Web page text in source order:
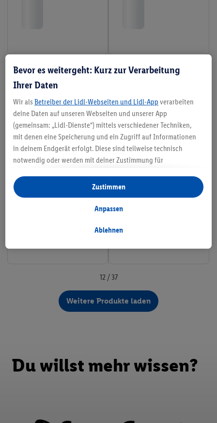
12 / 37
Weitere Produkte laden
Du willst mehr wissen?
Bevor es weitergeht: Kurz zur Verarbeitung
Ihrer Daten
Wir als Betreiber der Lidl-Webseiten und Lidl-App verarbeiten
deine Daten auf unseren Webseiten und unserer App
(gemeinsam: „Lidl-Dienste“) mittels verschiedener Techniken,
mit denen eine Speicherung und ein Zugriff auf Informationen
in deinem Endgerät erfolgt. Diese sind teilweise technisch
notwendig oder werden mit deiner Zustimmung für
personalisierte Werbung innerhalb und außerhalb der Lidl-
Dienste verwendet. Sofern du Teilnehmer des Lidl Plus-
Programms bist, werden für diese Zwecke auch Daten aus
Unter „Anpassen“ kannst du einzelne Verwendungszwecke
notwendiger Techniken zulassen. Durch einen Klick auf
„Zustimmen“ stimmst du allen Verarbeitungen zu sämtlichen
vorgenannten Zwecken zu. Weitere Informationen, auch zur
Speicherdauer der Daten und zu deinem Recht, deine
Ablehnen
Anpassen
Zustimmen